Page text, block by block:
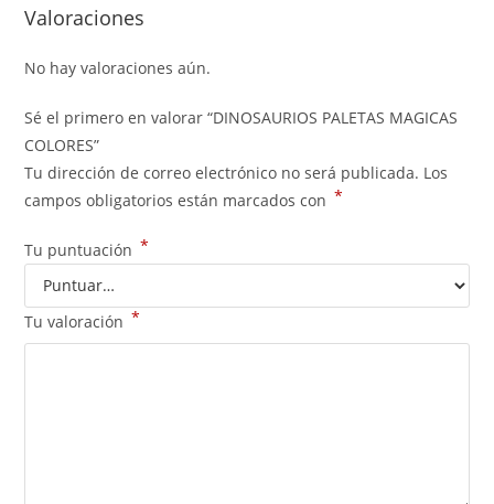
Valoraciones
No hay valoraciones aún.
Sé el primero en valorar “DINOSAURIOS PALETAS MAGICAS
COLORES”
Tu dirección de correo electrónico no será publicada. Los
campos obligatorios están marcados con *
Tu puntuación *
Tu valoración *